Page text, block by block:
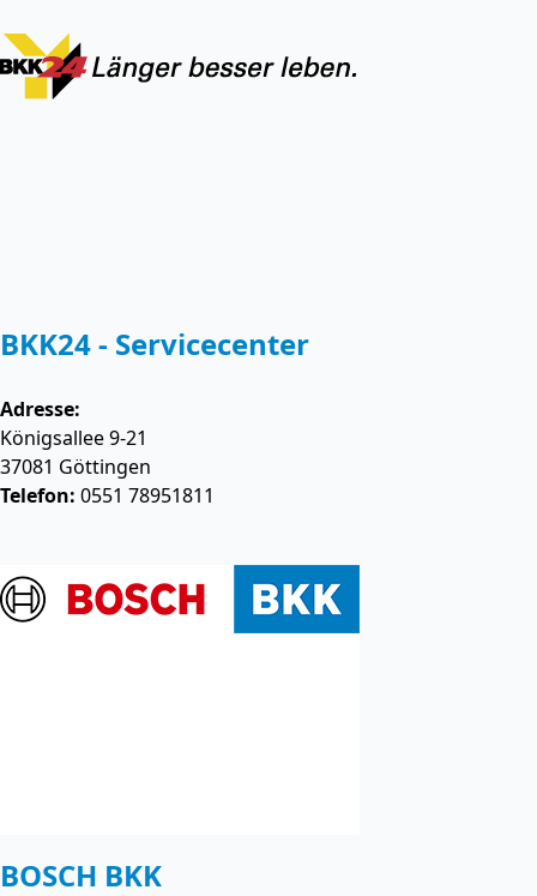
BKK24 - Servicecenter
Adresse:
Königsallee 9-21
37081 Göttingen
Telefon: 0551 78951811
BOSCH BKK